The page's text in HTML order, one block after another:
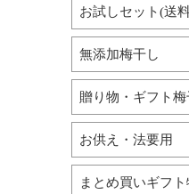
お試しセット(送
無添加梅干し
贈り物・ギフト梅
お供え・法要用
まとめ買いギフ